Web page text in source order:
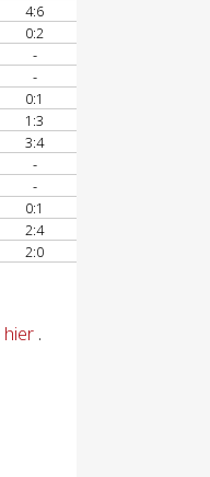
4:6
0:2
-
-
0:1
1:3
3:4
-
-
0:1
2:4
2:0
hier .